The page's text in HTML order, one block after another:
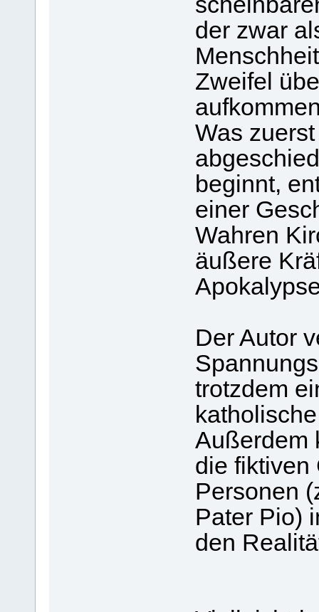
der zwar
Zweifel
Was
beginnt,
einer
Wahren
äußere
Der Autor
trotzdem
Außerdem
die fiktiven
Personen
Pater Pio)
den